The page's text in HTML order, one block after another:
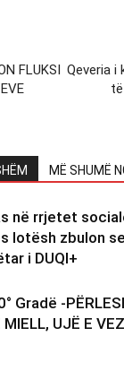
FLUKSI
Qeveria i
MË SHUMË
në rrjetet
lotësh zbulon
i DUQI+
Gradë -
MIELL, UJË E